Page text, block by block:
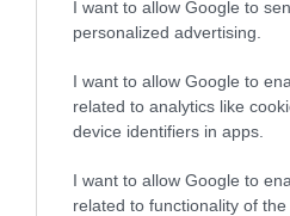
I want to allow Google to
personalized advertising.
I want to allow Google to
related to analytics like
device identifiers in apps.
I want to allow Google to
related to functionality of the
pite titka
sörös pác a titok
HONOR
funkciók, amelyek
HONOR
fotózási igények